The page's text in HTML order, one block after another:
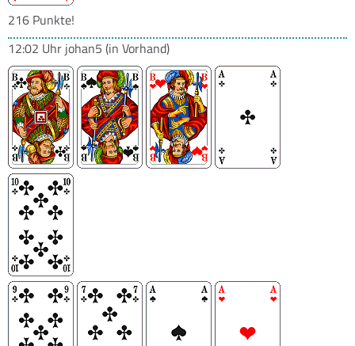
216 Punkte!
12:02 Uhr johan5 (in Vorhand)